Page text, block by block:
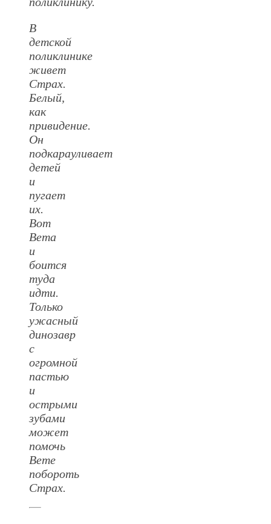
В
детской
поликлинике
живет
Страх.
Белый,
как
привидение.
Он
подкарауливает
детей
и
пугает
их.
Вот
Вета
и
боится
туда
идти.
Только
ужасный
динозавр
с
огромной
пастью
и
острыми
зубами
может
помочь
Вете
побороть
Страх.